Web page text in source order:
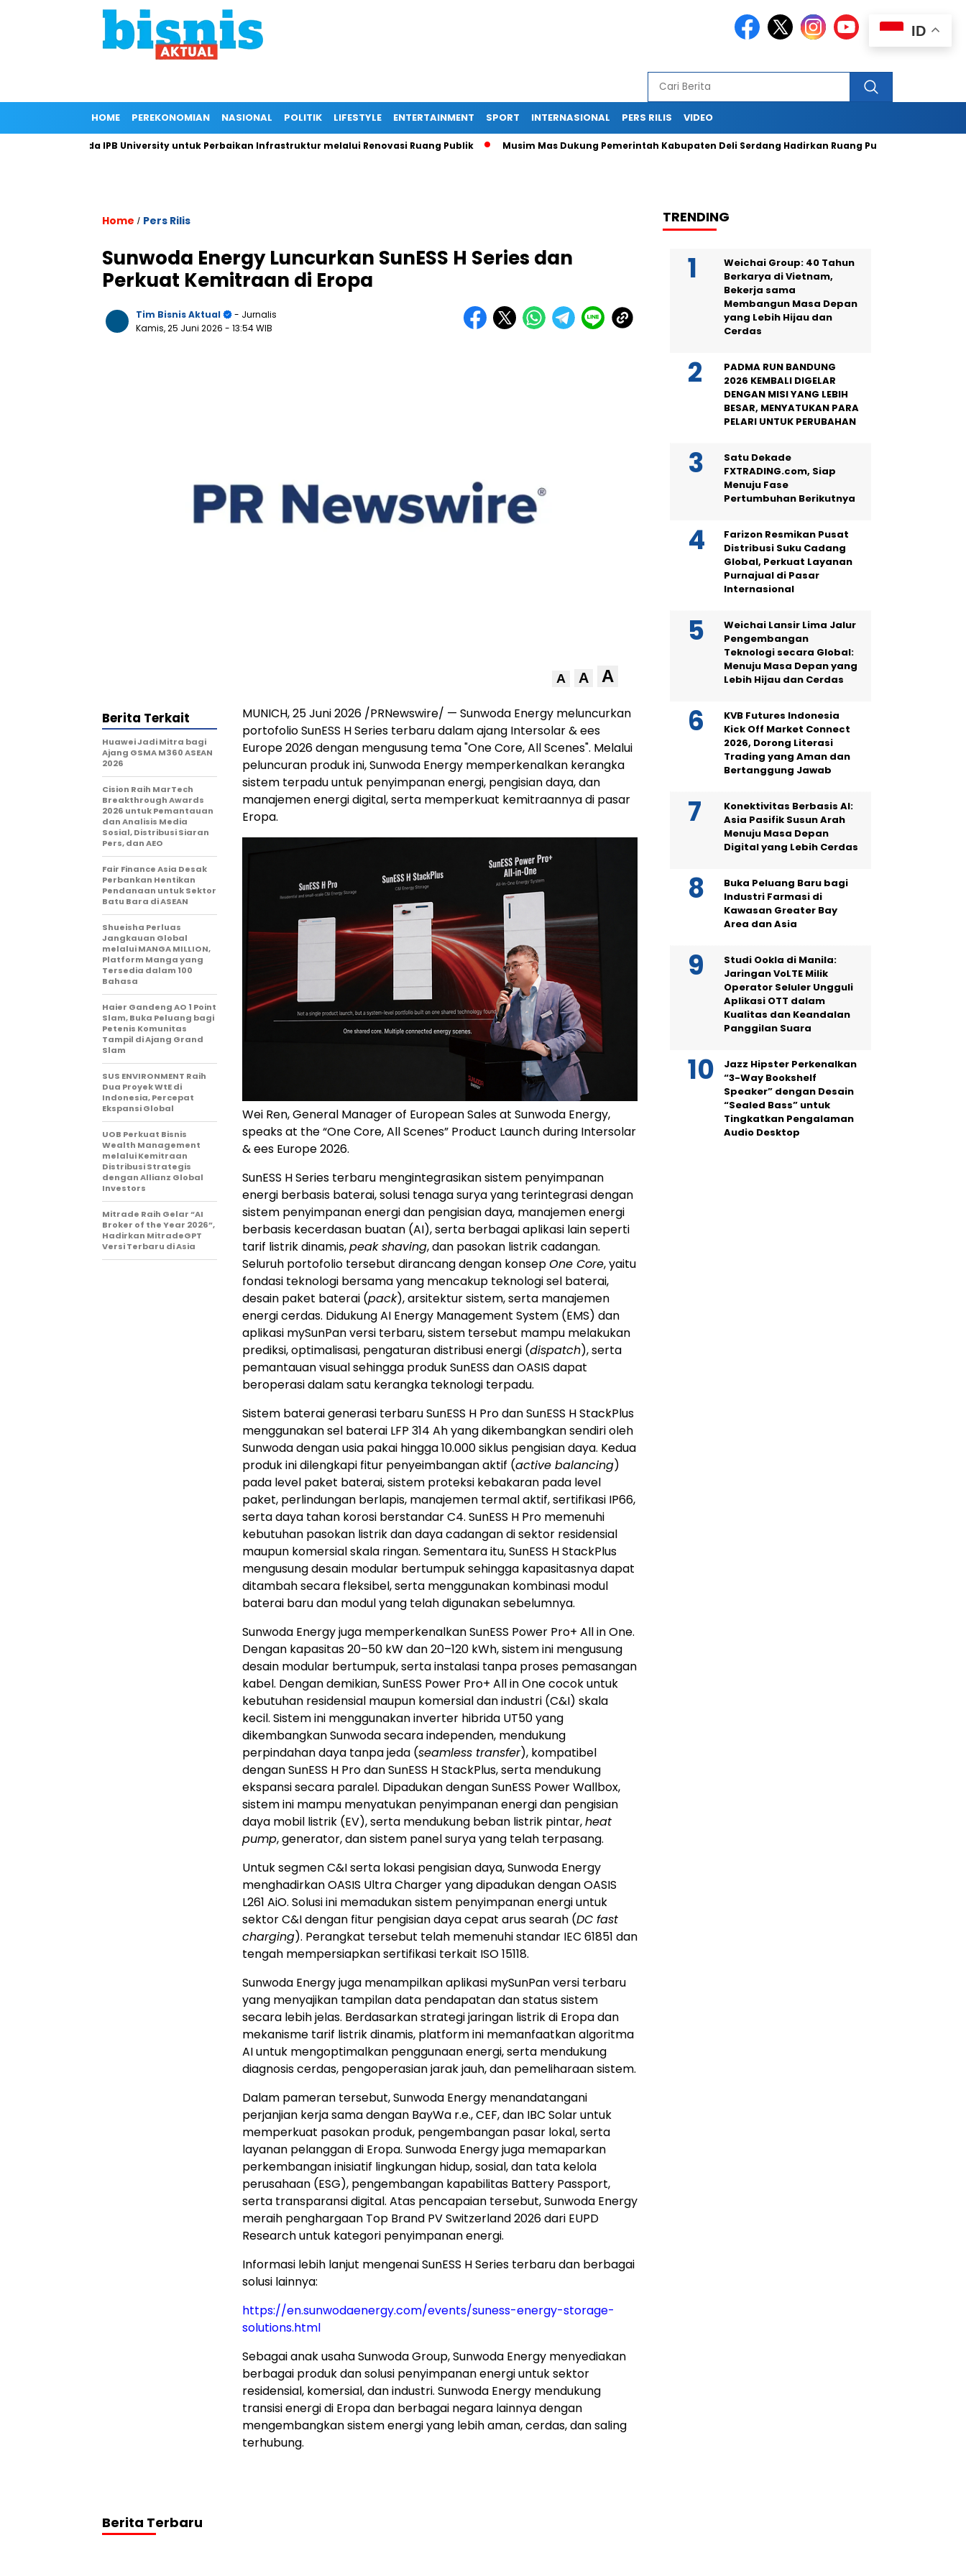
HOME PEREKONOMIAN NASIONAL POLITIK LIFESTYLE ENTERTAINMENT SPORT INTERNASIONAL PERS RILIS VIDEO
Kepada IPB University untuk Perbaikan Infrastruktur melalui Renovasi Ruang Publik Musim Mas Dukung Pemerintah Kabupaten Deli Serdang Hadirkan Ruang Publik Bersama melalui
Home / Pers Rilis
Sunwoda Energy Luncurkan SunESS H Series dan
Perkuat Kemitraan di Eropa
Tim Bisnis Aktual
- Jurnalis
Kamis, 25 Juni 2026 - 13:54 WIB
A A A
MUNICH, 25 Juni 2026 /PRNewswire/ — Sunwoda Energy meluncurkan
portofolio SunESS H Series terbaru dalam ajang Intersolar & ees
Europe 2026 dengan mengusung tema "One Core, All Scenes". Melalui
peluncuran produk ini, Sunwoda Energy memperkenalkan kerangka
sistem terpadu untuk penyimpanan energi, pengisian daya, dan
manajemen energi digital, serta memperkuat kemitraannya di pasar
Eropa.
Wei Ren, General Manager of European Sales at Sunwoda Energy,
speaks at the “One Core, All Scenes” Product Launch during Intersolar
& ees Europe 2026.
SunESS H Series terbaru mengintegrasikan sistem penyimpanan
energi berbasis baterai, solusi tenaga surya yang terintegrasi dengan
sistem penyimpanan energi dan pengisian daya, manajemen energi
berbasis kecerdasan buatan (AI), serta berbagai aplikasi lain seperti
tarif listrik dinamis,peak shaving, dan pasokan listrik cadangan.
Seluruh portofolio tersebut dirancang dengan konsepOne Core, yaitu
fondasi teknologi bersama yang mencakup teknologi sel baterai,
desain paket baterai (pack), arsitektur sistem, serta manajemen
energi cerdas. Didukung AI Energy Management System (EMS) dan
aplikasi mySunPan versi terbaru, sistem tersebut mampu melakukan
prediksi, optimalisasi, pengaturan distribusi energi (dispatch), serta
pemantauan visual sehingga produk SunESS dan OASIS dapat
beroperasi dalam satu kerangka teknologi terpadu.
Sistem baterai generasi terbaru SunESS H Pro dan SunESS H StackPlus
menggunakan sel baterai LFP 314 Ah yang dikembangkan sendiri oleh
Sunwoda dengan usia pakai hingga 10.000 siklus pengisian daya. Kedua
produk ini dilengkapi fitur penyeimbangan aktif (active balancing)
pada level paket baterai, sistem proteksi kebakaran pada level
paket, perlindungan berlapis, manajemen termal aktif, sertifikasi IP66,
serta daya tahan korosi berstandar C4. SunESS H Pro memenuhi
kebutuhan pasokan listrik dan daya cadangan di sektor residensial
maupun komersial skala ringan. Sementara itu, SunESS H StackPlus
mengusung desain modular bertumpuk sehingga kapasitasnya dapat
ditambah secara fleksibel, serta menggunakan kombinasi modul
baterai baru dan modul yang telah digunakan sebelumnya.
Sunwoda Energy juga memperkenalkan SunESS Power Pro+ All in One.
Dengan kapasitas 20–50 kW dan 20–120 kWh, sistem ini mengusung
desain modular bertumpuk, serta instalasi tanpa proses pemasangan
kabel. Dengan demikian, SunESS Power Pro+ All in One cocok untuk
kebutuhan residensial maupun komersial dan industri (C&I) skala
kecil. Sistem ini menggunakan inverter hibrida UT50 yang
dikembangkan Sunwoda secara independen, mendukung
perpindahan daya tanpa jeda (seamless transfer), kompatibel
dengan SunESS H Pro dan SunESS H StackPlus, serta mendukung
ekspansi secara paralel. Dipadukan dengan SunESS Power Wallbox,
sistem ini mampu menyatukan penyimpanan energi dan pengisian
daya mobil listrik (EV), serta mendukung beban listrik pintar,heat
pump, generator, dan sistem panel surya yang telah terpasang.
Untuk segmen C&I serta lokasi pengisian daya, Sunwoda Energy
menghadirkan OASIS Ultra Charger yang dipadukan dengan OASIS
L261 AiO. Solusi ini memadukan sistem penyimpanan energi untuk
sektor C&I dengan fitur pengisian daya cepat arus searah (DC fast
charging). Perangkat tersebut telah memenuhi standar IEC 61851 dan
tengah mempersiapkan sertifikasi terkait ISO 15118.
Sunwoda Energy juga menampilkan aplikasi mySunPan versi terbaru
yang menyajikan tampilan data pendapatan dan status sistem
secara lebih jelas. Berdasarkan strategi jaringan listrik di Eropa dan
mekanisme tarif listrik dinamis, platform ini memanfaatkan algoritma
AI untuk mengoptimalkan penggunaan energi, serta mendukung
diagnosis cerdas, pengoperasian jarak jauh, dan pemeliharaan sistem.
Dalam pameran tersebut, Sunwoda Energy menandatangani
perjanjian kerja sama dengan BayWa r.e., CEF, dan IBC Solar untuk
memperkuat pasokan produk, pengembangan pasar lokal, serta
layanan pelanggan di Eropa. Sunwoda Energy juga memaparkan
perkembangan inisiatif lingkungan hidup, sosial, dan tata kelola
perusahaan (ESG), pengembangan kapabilitas Battery Passport,
serta transparansi digital. Atas pencapaian tersebut, Sunwoda Energy
meraih penghargaan Top Brand PV Switzerland 2026 dari EUPD
Research untuk kategori penyimpanan energi.
Informasi lebih lanjut mengenai SunESS H Series terbaru dan berbagai
solusi lainnya:
https://en.sunwodaenergy.com/events/suness-energy-storage-
solutions.html
Sebagai anak usaha Sunwoda Group, Sunwoda Energy menyediakan
berbagai produk dan solusi penyimpanan energi untuk sektor
residensial, komersial, dan industri. Sunwoda Energy mendukung
transisi energi di Eropa dan berbagai negara lainnya dengan
mengembangkan sistem energi yang lebih aman, cerdas, dan saling
terhubung.
Berita Terkait
Huawei Jadi Mitra bagi
Ajang GSMA M360 ASEAN
2026
Cision Raih MarTech
Breakthrough Awards
2026 untuk Pemantauan
dan Analisis Media
Sosial, Distribusi Siaran
Pers, dan AEO
Fair Finance Asia Desak
Perbankan Hentikan
Pendanaan untuk Sektor
Batu Bara di ASEAN
Shueisha Perluas
Jangkauan Global
melalui MANGA MILLION,
Platform Manga yang
Tersedia dalam 100
Bahasa
Haier Gandeng AO 1 Point
Slam, Buka Peluang bagi
Petenis Komunitas
Tampil di Ajang Grand
Slam
SUS ENVIRONMENT Raih
Dua Proyek WtE di
Indonesia, Percepat
Ekspansi Global
UOB Perkuat Bisnis
Wealth Management
melalui Kemitraan
Distribusi Strategis
dengan Allianz Global
Investors
Mitrade Raih Gelar “AI
Broker of the Year 2026”,
Hadirkan MitradeGPT
Versi Terbaru di Asia
Berita Terbaru
TRENDING
Weichai Group: 40 Tahun
Berkarya di Vietnam,
Bekerja sama
Membangun Masa Depan
yang Lebih Hijau dan
Cerdas
PADMA RUN BANDUNG
2026 KEMBALI DIGELAR
DENGAN MISI YANG LEBIH
BESAR, MENYATUKAN PARA
PELARI UNTUK PERUBAHAN
Satu Dekade
FXTRADING.com, Siap
Menuju Fase
Pertumbuhan Berikutnya
Farizon Resmikan Pusat
Distribusi Suku Cadang
Global, Perkuat Layanan
Purnajual di Pasar
Internasional
Weichai Lansir Lima Jalur
Pengembangan
Teknologi secara Global:
Menuju Masa Depan yang
Lebih Hijau dan Cerdas
KVB Futures Indonesia
Kick Off Market Connect
2026, Dorong Literasi
Trading yang Aman dan
Bertanggung Jawab
Konektivitas Berbasis AI:
Asia Pasifik Susun Arah
Menuju Masa Depan
Digital yang Lebih Cerdas
Buka Peluang Baru bagi
Industri Farmasi di
Kawasan Greater Bay
Area dan Asia
Studi Ookla di Manila:
Jaringan VoLTE Milik
Operator Seluler Ungguli
Aplikasi OTT dalam
Kualitas dan Keandalan
Panggilan Suara
Jazz Hipster Perkenalkan
“3-Way Bookshelf
Speaker” dengan Desain
“Sealed Bass” untuk
Tingkatkan Pengalaman
Audio Desktop
ID